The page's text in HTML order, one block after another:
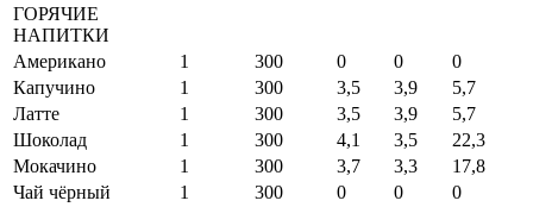
ГОРЯЧИЕ
НАПИТКИ
Американо
1 300 0 0
0
Капучино
1 300 3,5 3,9
5,7
Латте
1 300 3,5 3,9
5,7
Шоколад
1 300 4,1 3,5
22,3
Мокачино
1 300 3,7 3,3
17,8
Чай чёрный
1 300 0 0
0